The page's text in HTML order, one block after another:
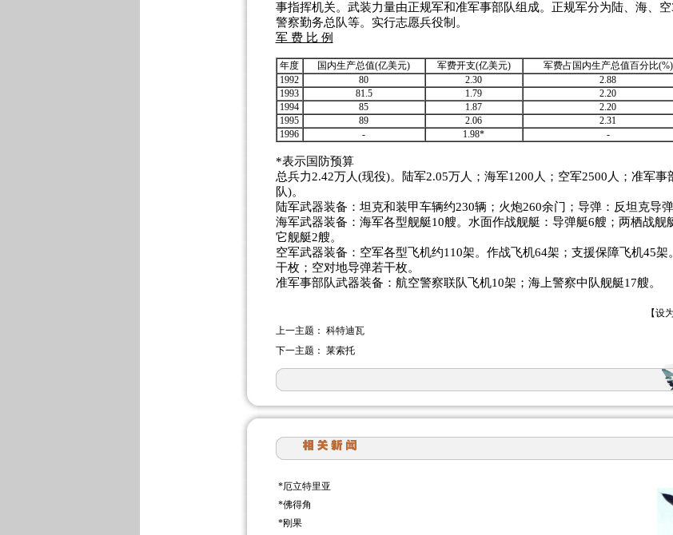
事指挥机关。武装力量由正规军和准军事部队组成。正规军分为陆、海、
警察勤务总队等。实行志愿兵役制。
军 费 比 例
年度 国内生产总值(亿美元) 军费开支(亿美元)
军费占国内生产总值百分比(%)
1992
80 2.30
2.88
1993
81.5 1.79
2.20
1994
85 1.87
2.20
1995
89 2.06
2.31
1996
- 1.98* -
*表示国防预算
总兵力2.42万人(现役)。陆军2.05万人；海军1200人；空军2500人；准军事
队)。
陆军武器装备：坦克和装甲车辆约230辆；火炮260余门；导弹：反坦克导弹
海军武器装备：海军各型舰艇10艘。水面作战舰艇：导弹艇6艘；两栖战舰
它舰艇2艘。
空军武器装备：空军各型飞机约110架。作战飞机64架；支援保障飞机45
干枚；空对地导弹若干枚。
准军事部队武器装备：航空警察联队飞机10架；海上警察中队舰艇17艘。
【设
上一主题： 科特迪瓦
下一主题： 莱索托
*厄立特里亚
*佛得角
*刚果